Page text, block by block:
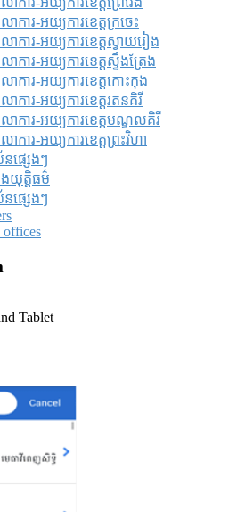
ការ-អយ្យការខេត្តក្រចេះ
ការ-អយ្យការខេត្តស្វាយរៀង
ការ-អយ្យការខេត្តស្ទឹងត្រែង
ការ-អយ្យការខេត្តកោះកុង
ការ-អយ្យការខេត្តរតនគិរី
ាការ-អយ្យការខេត្តមណ្ឌលគិរី
ការ-អយ្យការខេត្តព្រះវិហា
នផ្សេងៗ
យុត្តិធម៌
នផ្សេងៗ
offices
Tablet